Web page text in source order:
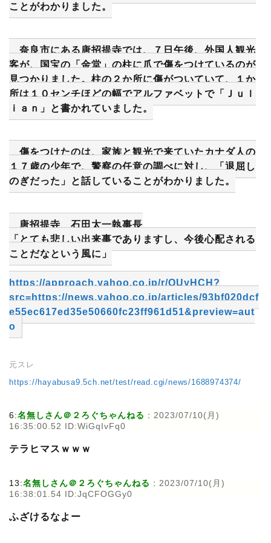
ことがわかりました。
奈良市にある唐招提寺では、７日午後、外国人観光
客が、国宝の「金堂」の柱に爪で傷をつけているのが
見つかりました。柱の２か所に傷がついていて、１か
所は１０センチほどの幅でアルファベットで「Ｊｕｌ
ｉａｎ」と書かれていました。
傷をつけたのは、家族と観光で来ていたカナダ人の
１７歳の少年で、警察の任意の調べに対し、「退屈し
のぎだった」と話していることがわかりました。
唐招提寺 石田太一執事長
「とても悲しい出来事でありますし、今後心配される
ことだなという風に」
https://approach.yahoo.co.jp/r/QUyHCH?
src=https://news.yahoo.co.jp/articles/93bf020dcf
e55ec617ed35e50660fc23ff961d51&preview=aut
o
元スレ
https://hayabusa9.5ch.net/test/read.cgi/news/1688974374/
6:名無しさん＠２ろぐちゃんねる : 2023/07/10(月)
16:35:00.52 ID:WiGqIvFq0
テラヒマスｗｗｗ
13:名無しさん＠２ろぐちゃんねる : 2023/07/10(月)
16:38:01.54 ID:JqCFOGGy0
ふざけるなよー